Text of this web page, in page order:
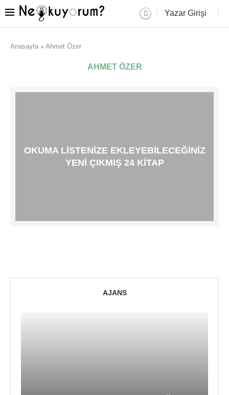
Yazar Girişi
Anasayfa » Ahmet Özer
AHMET ÖZER
OKUMA LISTENIZE EKLEYEBILECEĞINIZ
YENI ÇIKMIŞ 24 KITAP
AJANS